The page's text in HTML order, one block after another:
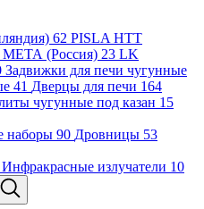
62 PISLA HTT
МЕТА (Россия) 23 LK
Задвижки для печи чугунные
41 Дверцы для печи 164
чугунные под казан 15
наборы 90 Дровницы 53
Инфракрасные излучатели 10